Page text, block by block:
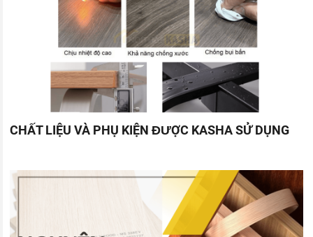
CHẤT LIỆU VÀ PHỤ KIỆN ĐƯỢC KASHA SỬ DỤNG